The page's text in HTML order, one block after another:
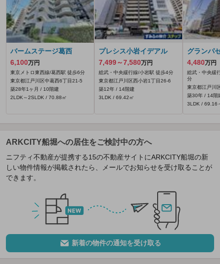
バームステージ葛西
6,100万円
東京メトロ東西線/葛西駅 徒歩6分
東京都江戸川区中葛西6丁目21-5
築28年1ヶ月 / 10階建
2LDK～2SLDK / 70.88㎡
プレシス小岩イデアル
7,499～7,580万円
総武・中央緩行線/小岩駅 徒歩4分
東京都江戸川区西小岩1丁目26-6
築12年 / 14階建
3LDK / 69.42㎡
グランパ
4,480万円
総武・中央緩
分
東京都江戸川
築30年 / 14階
3LDK / 69.16
ARKCITY船堀への居住をご検討中の方へ
ニフティ不動産が提携する15の不動産サイトにARKCITY船堀の新
しい物件情報が掲載されたら、メールでお知らせを受け取ることが
できます。
新着の物件の通知を受け取る